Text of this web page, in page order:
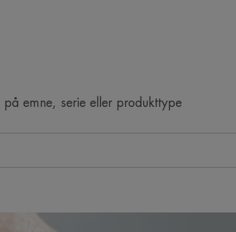
på emne, serie eller produkttype